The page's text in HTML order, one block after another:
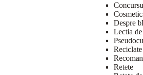
Despre
Lectia
Reciclate
Retete